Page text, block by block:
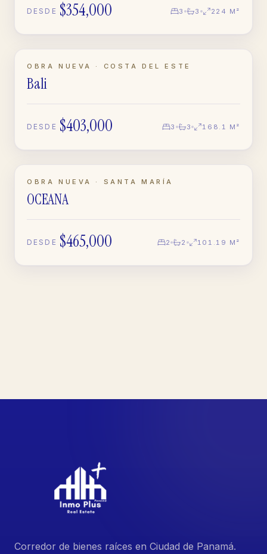
DESDE $354,000 3 3 224 M²
LISTO · OBRA NUEVA
APARTAMENTO
OBRA NUEVA · COSTA DEL ESTE
Bali
DESDE $403,000 3 3 168.1 M²
EN CONSTRUCCIÓN
APARTAMENTO
OBRA NUEVA · SANTA MARÍA
OCEANA
DESDE $465,000 2 2 101.19 M²
Corredor de bienes raíces en Ciudad de Panamá.